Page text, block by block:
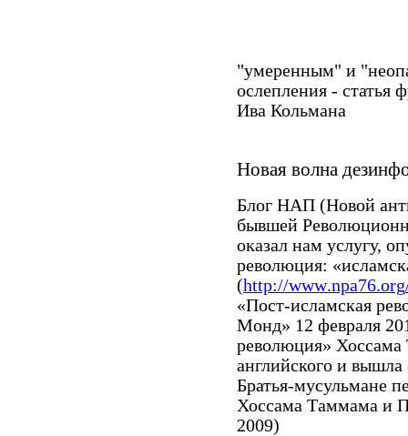
"умеренным" и
ослепления - статья
Ива Кольмана
Новая волна
Блог НАП (Новой
бывшей
оказал нам услугу,
революция:
(http://www.npa76.org
«Пост-исламская
Монд» 12 февраля
революция» Хоссама
английского и
Братья-мусульмане
Хоссама Таммама и
2009)